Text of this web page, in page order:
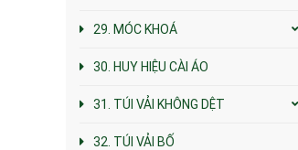
29. MÓC KHOÁ
30. HUY HIỆU CÀI ÁO
31. TÚI VẢI KHÔNG DỆT
32. TÚI VẢI BỐ